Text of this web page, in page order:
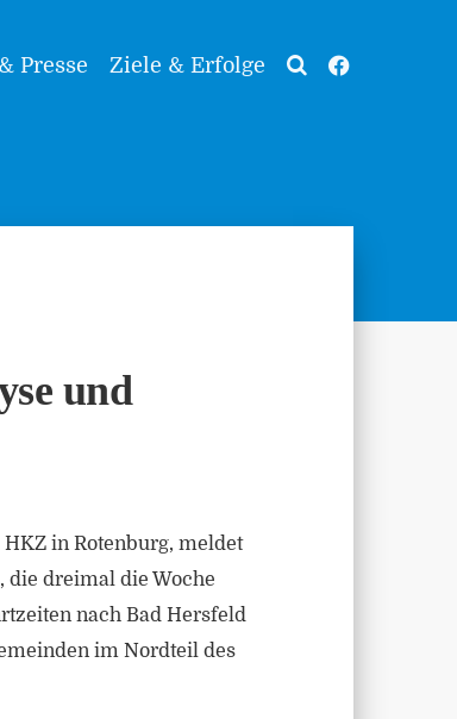
Presse Ziele & Erfolge
und
in Rotenburg, meldet
die dreimal die Woche
nach Bad Hersfeld
im Nordteil des